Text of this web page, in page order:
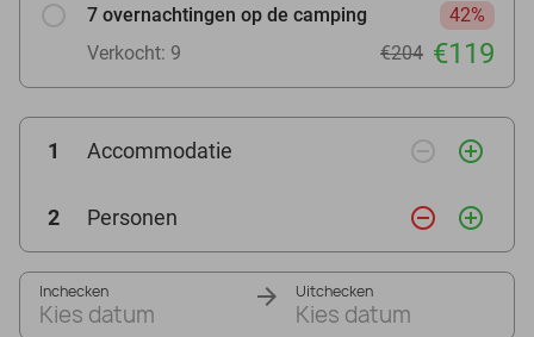
7 overnachtingen op de camping
42%
Verkocht: 9
€204 €119
1 Accommodatie remove_circle_outline add_circle_outline
2 Personen remove_circle_outline add_circle_outline
Inchecken
Kies datum
Uitchecken
Kies datum